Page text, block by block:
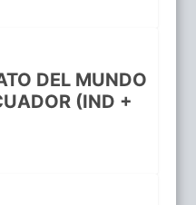
DEL MUNDO
(IND +